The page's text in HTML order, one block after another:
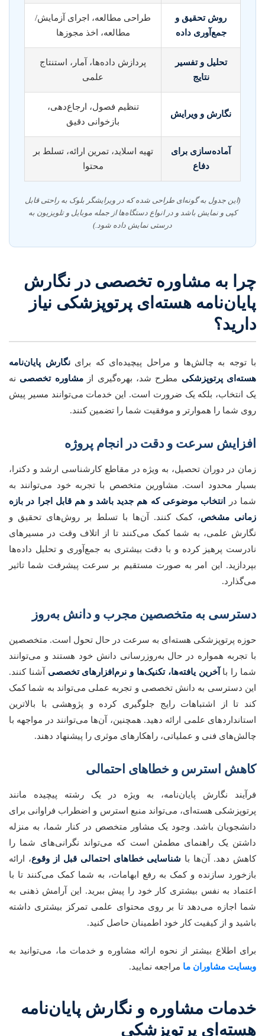
روش تحقیق و
جمع‌آوری داده
طراحی مطالعه، اجرای آزمایش/
مطالعه، اخذ مجوزها
تحلیل و تفسیر
نتایج
پردازش داده‌ها، آمار، استنتاج
علمی
نگارش و ویرایش
تنظیم فصول، ارجاع‌دهی،
بازخوانی دقیق
آماده‌سازی برای
دفاع
تهیه اسلاید، تمرین ارائه، تسلط بر
محتوا
(این جدول به گونه‌ای طراحی شده که در ویرایشگر بلوک به راحتی قابل
کپی و نمایش باشد و در انواع دستگاه‌ها از جمله موبایل و تلویزیون به
درستی نمایش داده شود.)
چرا به مشاوره تخصصی در نگارش
پایان‌نامه هسته‌ای پرتوپزشکی نیاز
دارید؟
با توجه به چالش‌ها و مراحل پیچیده‌ای که براینگارش پایان‌نامه
هسته‌ای پرتوپزشکی مطرح شد، بهره‌گیری ازمشاوره تخصصی نه
یک انتخاب، بلکه یک ضرورت است. این خدمات می‌توانند مسیر پیش
روی شما را هموارتر و موفقیت شما را تضمین کنند.
افزایش سرعت و دقت در انجام پروژه
زمان در دوران تحصیل، به ویژه در مقاطع کارشناسی ارشد و دکترا،
بسیار محدود است. مشاورین متخصص با تجربه خود می‌توانند به
شما در
انتخاب موضوعی که هم جدید باشد و هم قابل اجرا در بازه
زمانی مشخص، کمک کنند. آن‌ها با تسلط بر روش‌های تحقیق و
نگارش علمی، به شما کمک می‌کنند تا از اتلاف وقت در مسیرهای
نادرست پرهیز کرده و با دقت بیشتری به جمع‌آوری و تحلیل داده‌ها
بپردازید. این امر به صورت مستقیم بر سرعت پیشرفت شما تاثیر
می‌گذارد.
دسترسی به متخصصین مجرب و دانش به‌روز
حوزه پرتوپزشکی هسته‌ای به سرعت در حال تحول است. متخصصین
با تجربه همواره در حال به‌روزرسانی دانش خود هستند و می‌توانند
شما را با آخرین یافته‌ها، تکنیک‌ها و نرم‌افزارهای تخصصی آشنا کنند.
این دسترسی به دانش تخصصی و تجربه عملی می‌تواند به شما کمک
کند تا از اشتباهات رایج جلوگیری کرده و پژوهشی با بالاترین
استانداردهای علمی ارائه دهید. همچنین، آن‌ها می‌توانند در مواجهه با
چالش‌های فنی و عملیاتی، راهکارهای موثری را پیشنهاد دهند.
کاهش استرس و خطاهای احتمالی
فرآیند نگارش پایان‌نامه، به ویژه در یک رشته پیچیده مانند
پرتوپزشکی هسته‌ای، می‌تواند منبع استرس و اضطراب فراوانی برای
دانشجویان باشد. وجود یک مشاور متخصص در کنار شما، به منزله
داشتن یک راهنمای مطمئن است که می‌تواند نگرانی‌های شما را
کاهش دهد. آن‌ها با شناسایی خطاهای احتمالی قبل از وقوع، ارائه
بازخورد سازنده و کمک به رفع ابهامات، به شما کمک می‌کنند تا با
اعتماد به نفس بیشتری کار خود را پیش ببرید. این آرامش ذهنی به
شما اجازه می‌دهد تا بر روی محتوای علمی تمرکز بیشتری داشته
باشید و از کیفیت کار خود اطمینان حاصل کنید.
برای اطلاع بیشتر از نحوه ارائه مشاوره و خدمات ما، می‌توانید به
وبسایت مشاوران ما مراجعه نمایید.
خدمات مشاوره و نگارش پایان‌نامه
هسته‌ای پرتوپزشکی